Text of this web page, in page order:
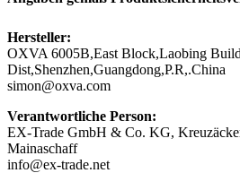
Hersteller:
OXVA 6005B,East Block,Laobing
Dist,Shenzhen,Guangdong,P.R,.China
simon@oxva.com
Verantwortliche Person:
EX-Trade GmbH & Co. KG,
Mainaschaff
info@ex-trade.net